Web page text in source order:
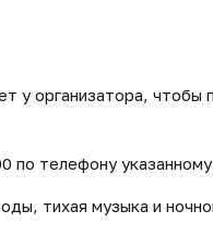
у организатора, чтобы
телефону
тихая музыка и